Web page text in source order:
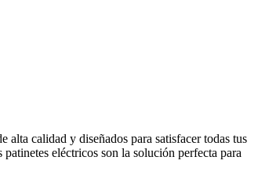
calidad y diseñados para satisfacer todas tus
eléctricos son la solución perfecta para